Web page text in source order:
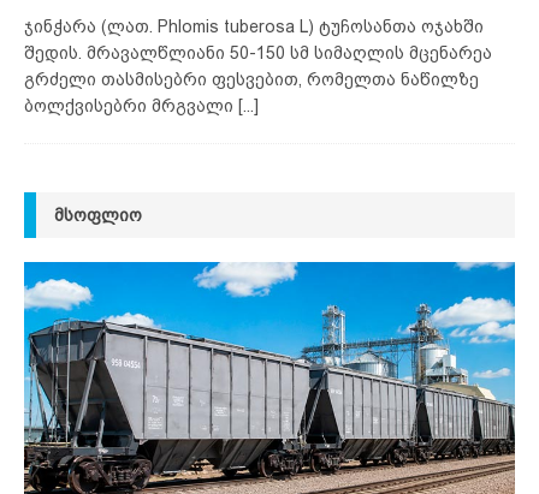
ჯინჭარა (ლათ. Phlomis tuberosa L) ტუჩოსანთა ოჯახში
შედის. მრავალწლიანი 50-150 სმ სიმაღლის მცენარეა
გრძელი თასმისებრი ფესვებით, რომელთა ნაწილზე
ბოლქვისებრი მრგვალი [...]
ᲛᲡᲝᲤᲚᲘᲝ